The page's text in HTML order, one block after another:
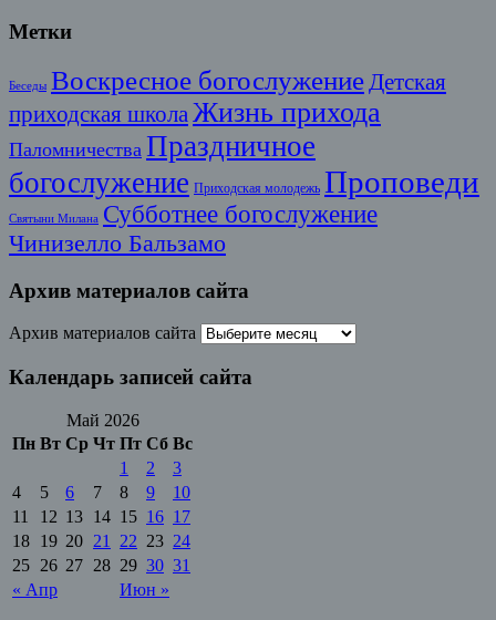
Метки
Беседы Воскресное богослужение Детская
приходская школа Жизнь прихода
Паломничества Праздничное
богослужение Приходская молодежь Проповеди
Святыни Милана Субботнее богослужение
Чинизелло Бальзамо
Архив материалов сайта
Архив материалов сайта
Календарь записей сайта
Май 2026
Пн Вт Ср Чт Пт Сб Вс
« Апр Июн »
1 2
3
4
5 6 7 8 9
10
11
12 13 14 15 16 17
18 19 20 21 22 23 24
25 26 27 28 29 30 31